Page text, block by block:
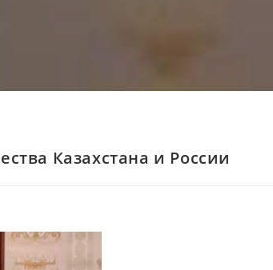
Казахстана и России